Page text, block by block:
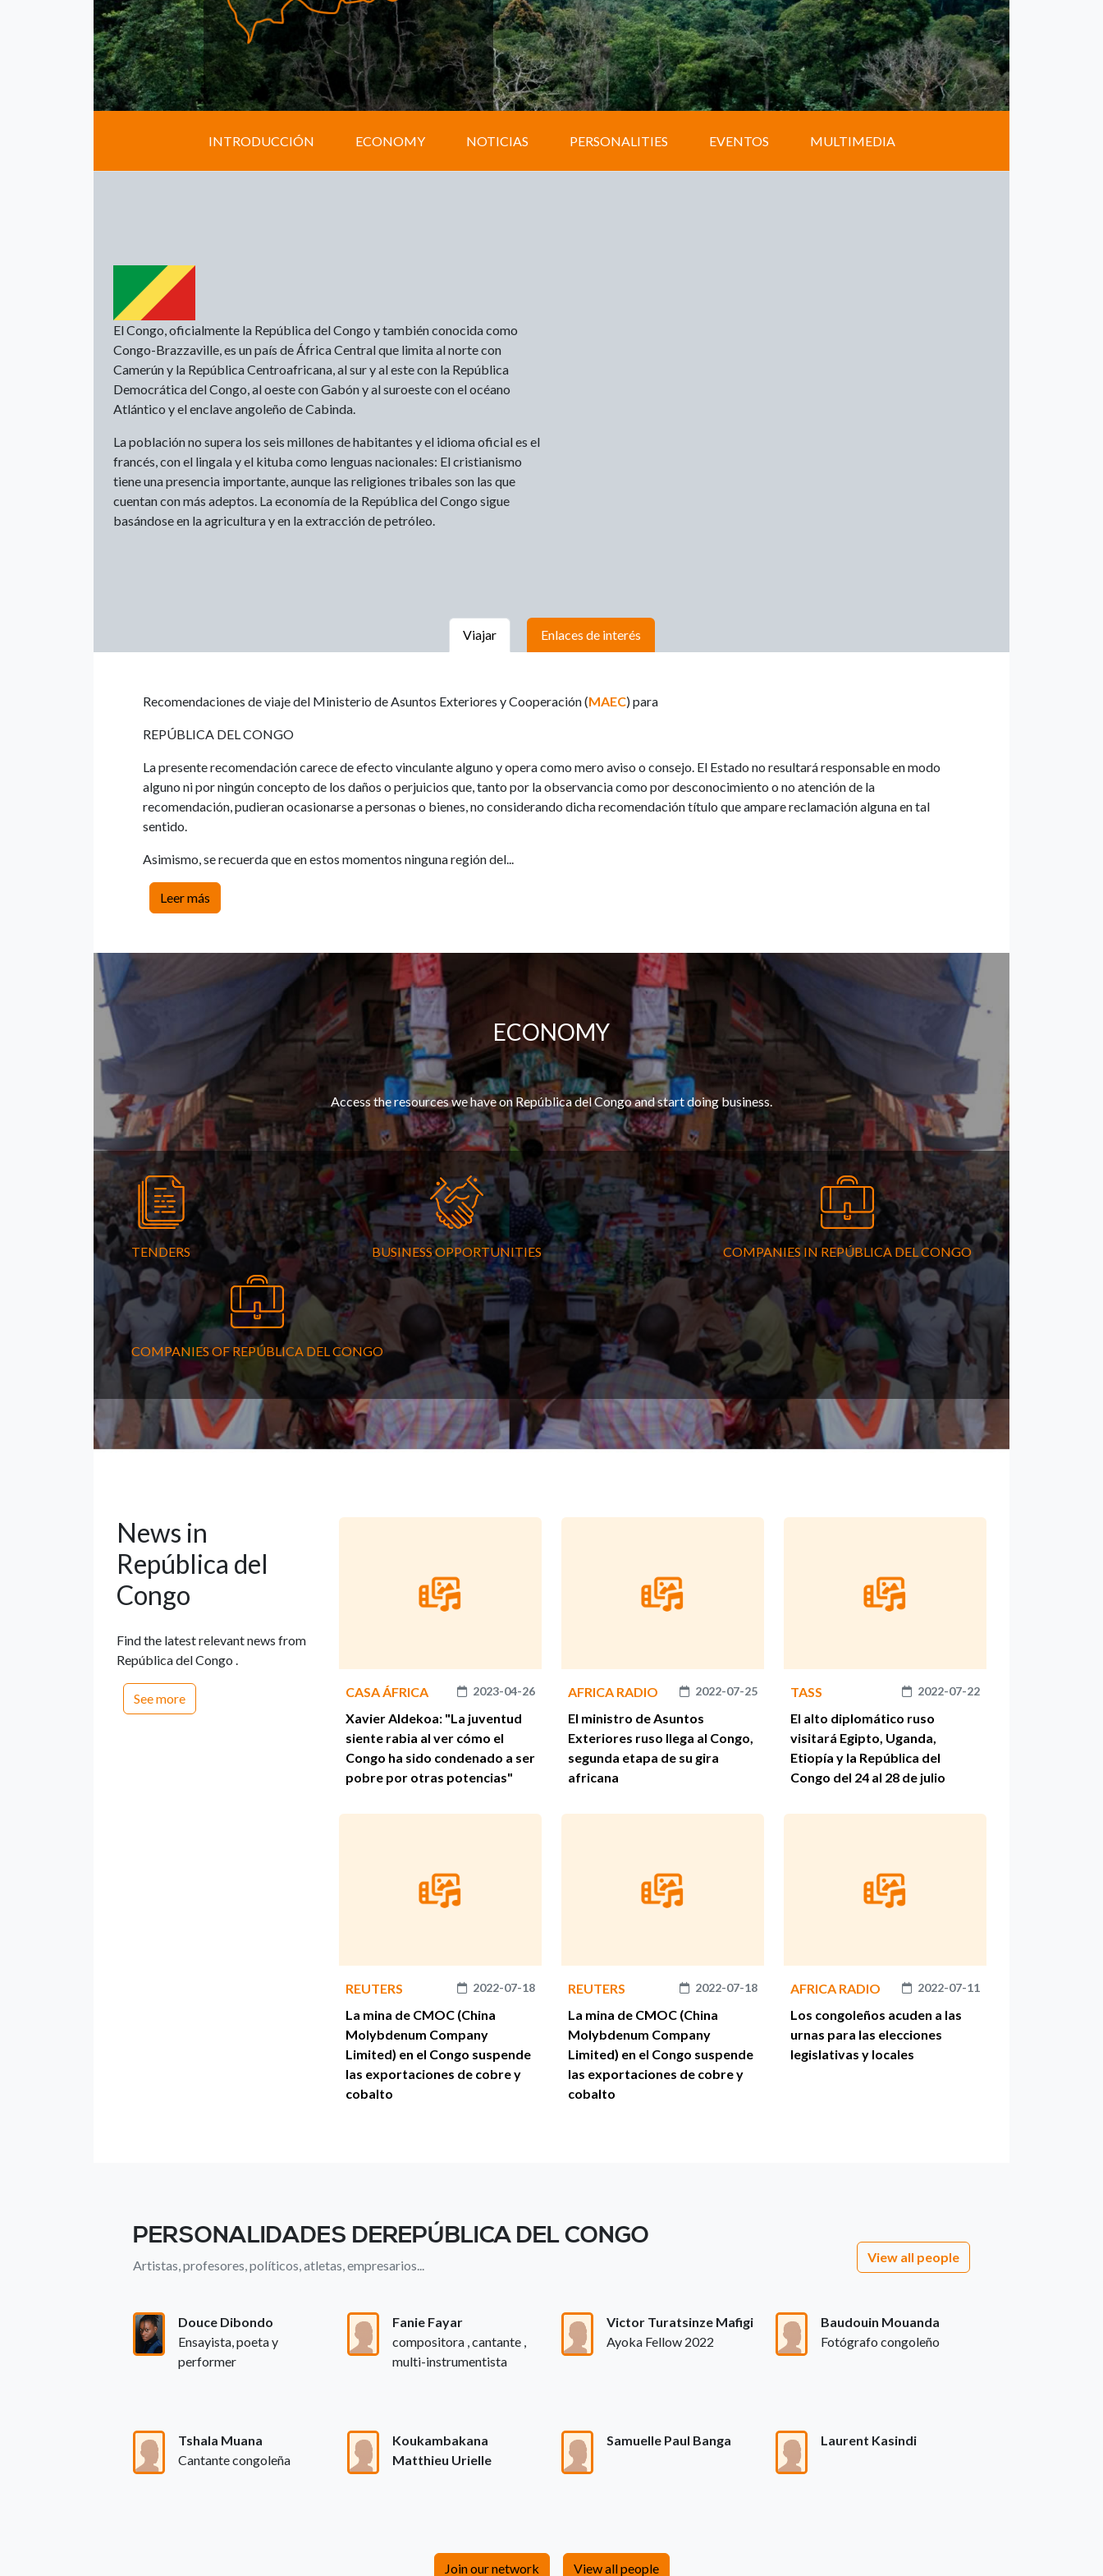
INTRODUCCIÓN ECONOMY NOTICIAS PERSONALITIES EVENTOS MULTIMEDIA
El Congo, oficialmente la República del Congo y también conocida como
Congo-Brazzaville, es un país de África Central que limita al norte con
Camerún y la República Centroafricana, al sur y al este con la República
Democrática del Congo, al oeste con Gabón y al suroeste con el océano
Atlántico y el enclave angoleño de Cabinda.
La población no supera los seis millones de habitantes y el idioma oficial es el
francés, con el lingala y el kituba como lenguas nacionales: El cristianismo
tiene una presencia importante, aunque las religiones tribales son las que
cuentan con más adeptos. La economía de la República del Congo sigue
basándose en la agricultura y en la extracción de petróleo.
Viajar Enlaces de interés
Recomendaciones de viaje del Ministerio de Asuntos Exteriores y Cooperación (MAEC) para
REPÚBLICA DEL CONGO
La presente recomendación carece de efecto vinculante alguno y opera como mero aviso o consejo. El Estado no resultará responsable en modo
alguno ni por ningún concepto de los daños o perjuicios que, tanto por la observancia como por desconocimiento o no atención de la
recomendación, pudieran ocasionarse a personas o bienes, no considerando dicha recomendación título que ampare reclamación alguna en tal
sentido.
Asimismo, se recuerda que en estos momentos ninguna región del...
Leer más
ECONOMY
Access the resources we have on República del Congo and start doing business.
TENDERS BUSINESS OPPORTUNITIES COMPANIES IN REPÚBLICA DEL CONGO
COMPANIES OF REPÚBLICA DEL CONGO
News in
República del
Congo
Find the latest relevant news from
República del Congo .
See more CASA ÁFRICA 2023-04-26
Xavier Aldekoa: "La juventud
siente rabia al ver cómo el
Congo ha sido condenado a ser
pobre por otras potencias"
AFRICA RADIO 2022-07-25
El ministro de Asuntos
Exteriores ruso llega al Congo,
segunda etapa de su gira
africana
TASS 2022-07-22
El alto diplomático ruso
visitará Egipto, Uganda,
Etiopía y la República del
Congo del 24 al 28 de julio
REUTERS 2022-07-18
La mina de CMOC (China
Molybdenum Company
Limited) en el Congo suspende
las exportaciones de cobre y
cobalto
REUTERS 2022-07-18
La mina de CMOC (China
Molybdenum Company
Limited) en el Congo suspende
las exportaciones de cobre y
cobalto
AFRICA RADIO 2022-07-11
Los congoleños acuden a las
urnas para las elecciones
legislativas y locales
PERSONALIDADES DEREPÚBLICA DEL CONGO
Artistas, profesores, políticos, atletas, empresarios...
View all people
Douce Dibondo
Ensayista, poeta y
performer
Fanie Fayar
compositora , cantante ,
multi-instrumentista
Victor Turatsinze Mafigi
Ayoka Fellow 2022
Baudouin Mouanda
Fotógrafo congoleño
Tshala Muana
Cantante congoleña
Koukambakana
Matthieu Urielle
Samuelle Paul Banga Laurent Kasindi
Join our network View all people